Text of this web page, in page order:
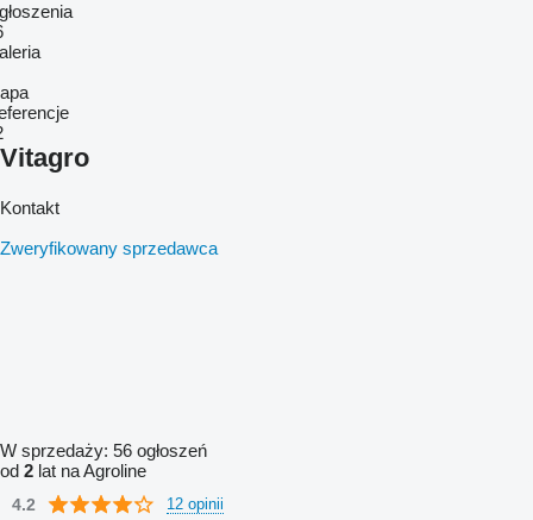
Vitagro
Kontakt
Zweryfikowany sprzedawca
W sprzedaży: 56 ogłoszeń
od 2 lat na Agroline
4.2 12 opinii